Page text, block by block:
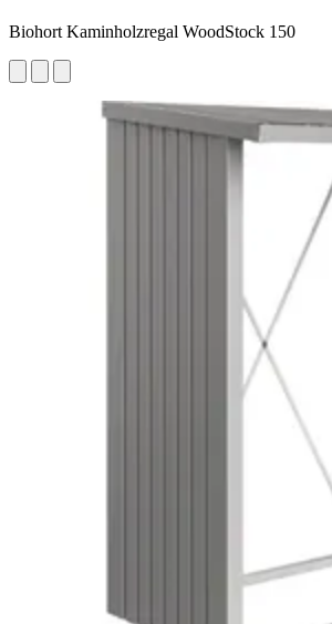
Biohort Kaminholzregal WoodStock 150